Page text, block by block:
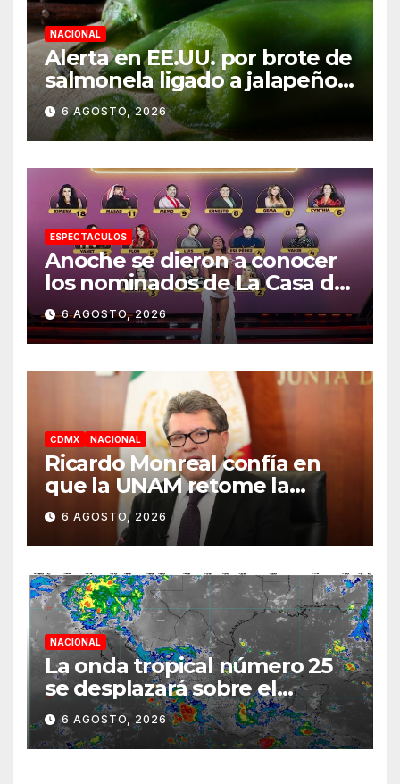
NACIONAL
Alerta en EE.UU. por brote de
salmonela ligado a jalapeños
mexicanos; reportan 345
casos
6 AGOSTO, 2026
ESPECTACULOS
Anoche se dieron a conocer
los nominados de La Casa de
los Famosos México 2026 en
la segunda semana
6 AGOSTO, 2026
CDMX NACIONAL
Ricardo Monreal confía en
que la UNAM retome la
normalidad e inicie el
semestre mediante el
diálogo
6 AGOSTO, 2026
NACIONAL
La onda tropical número 25
se desplazará sobre el
sureste mexicano
6 AGOSTO, 2026